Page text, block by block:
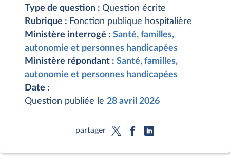
Type de question : Question écrite
Rubrique : Fonction publique hospitalière
Ministère interrogé : Santé, familles,
autonomie et personnes handicapées
Ministère répondant : Santé, familles,
autonomie et personnes handicapées
Date :
Question publiée le 28 avril 2026
partager